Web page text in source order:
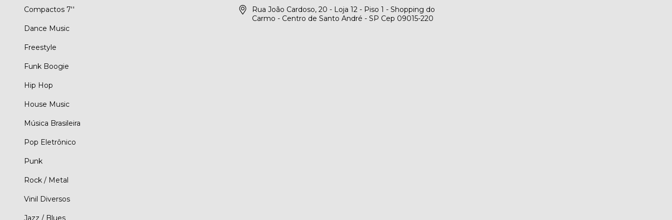
Compactos 7''
Dance Music
Freestyle
Funk Boogie
Hip Hop
House Music
Música Brasileira
Pop Eletrônico
Punk
Rock / Metal
Vinil Diversos
Jazz / Blues
Rua João Cardoso, 20 - Loja 12 - Piso 1 - Shopping do
Carmo - Centro de Santo André - SP Cep 09015-220